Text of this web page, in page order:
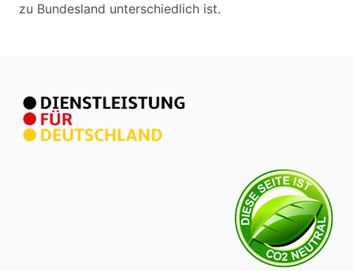
zu Bundesland unterschiedlich ist.